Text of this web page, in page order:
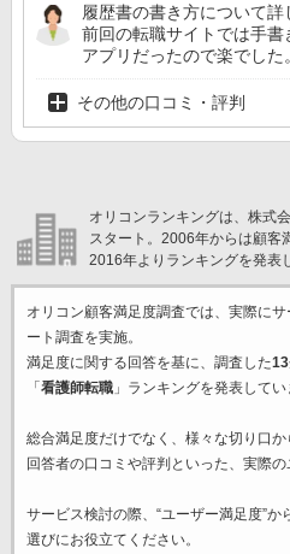
履歴書の書き方について詳
前回の転職サイトでは手
アプリだったので楽でした
その他の口コミ・評判
オリコンランキングは、株式
スタート。2006年からは顧客
2016年よりランキングを発表
オリコン顧客満足度調査では、実際に
ート調査を実施。
満足度に関する回答を基に、調査した13
「看護師転職」ランキングを発表してい
総合満足度だけでなく、様々な切り口か
回答者の口コミや評判といった、実際の
サービス検討の際、“ユーザー満足度”か
選びにお役立てください。